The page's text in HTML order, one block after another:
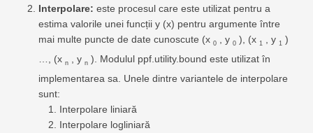
Interpolare: este procesul care este utilizat pentru a
estima valorile unei funcții y (x) pentru argumente între
mai multe puncte de date cunoscute (x 0 , y 0 ), (x 1 , y 1 )
…, (x n , y n ). Modulul ppf.utility.bound este utilizat în
implementarea sa. Unele dintre variantele de interpolare
sunt:
Interpolare liniară
Interpolare logliniară